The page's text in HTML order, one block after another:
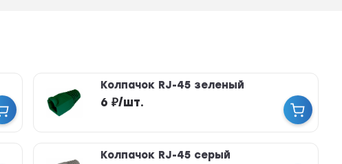
Колпачок RJ-45 зеленый
6 ₽/шт.
Колпачок RJ-45 серый